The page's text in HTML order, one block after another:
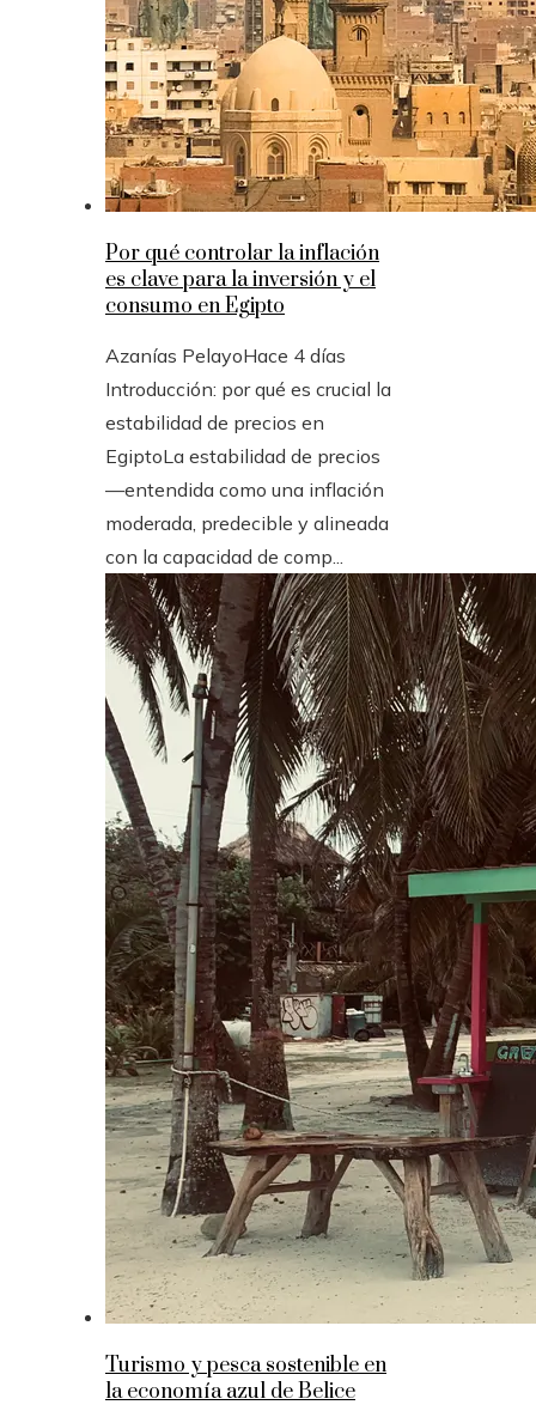
Por qué controlar la inflación
es clave para la inversión y el
consumo en Egipto
Azanías PelayoHace 4 días
Introducción: por qué es crucial la
estabilidad de precios en
EgiptoLa estabilidad de precios
—entendida como una inflación
moderada, predecible y alineada
con la capacidad de comp...
Turismo y pesca sostenible en
la economía azul de Belice